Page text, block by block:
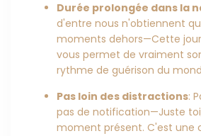
Durée prolongée dans la
d'entre nous n'obtiennent
moments dehors—Cette
vous permet de vraiment
rythme de guérison du
Pas loin des distractions:
pas de notification—Juste
moment présent. C'est une